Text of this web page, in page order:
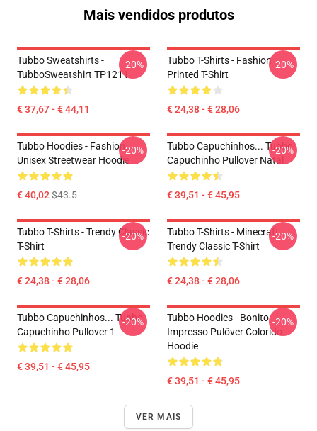
Mais vendidos produtos
Tubbo Sweatshirts -
TubboSweatshirt TP1211
€ 37,67 - € 44,11
-20%
Tubbo T-Shirts - Fashion
Printed T-Shirt
€ 24,38 - € 28,06
-20%
Tubbo Hoodies - Fashion
Unisex Streetwear Hoodie
€ 40,02$43.5
-20%
Tubbo Capuchinhos... Tubbo
Capuchinho Pullover Natal
€ 39,51 - € 45,95
-20%
Tubbo T-Shirts - Trendy Classic
T-Shirt
€ 24,38 - € 28,06
-20%
Tubbo T-Shirts - Minecraft
Trendy Classic T-Shirt
€ 24,38 - € 28,06
-20%
Tubbo Capuchinhos... Tubbo
Capuchinho Pullover 1
€ 39,51 - € 45,95
-20%
Tubbo Hoodies - Bonito
Impresso Pulôver Colorido
Hoodie
€ 39,51 - € 45,95
-20%
VER MAIS